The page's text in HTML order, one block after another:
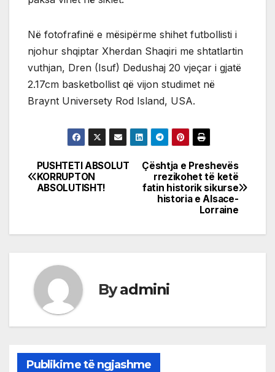
Në fotofrafinë e mësipërme shihet futbollisti i
njohur shqiptar Xherdan Shaqiri me shtatlartin
vuthjan, Dren (Isuf) Dedushaj 20 vjeçar i gjatë
2.17cm basketbollist që vijon studimet në
Braynt Universety Rod Island, USA.
Post
navigation
Çështja e Preshevës
rrezikohet të ketë
fatin historik sikurse
historia e Alsace-
Lorraine
PUSHTETI ABSOLUT
KORRUPTON
ABSOLUTISHT!
Byadmini
Publikime të ngjashme